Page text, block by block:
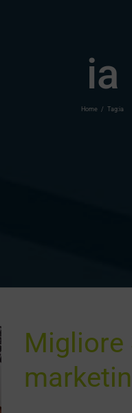
ia
Home / Tag:ia
Migliore